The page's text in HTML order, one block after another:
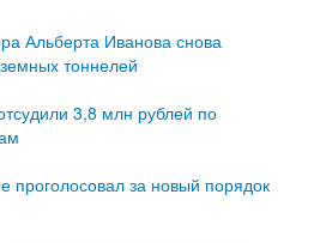
Альберта Иванова снова
тоннелей
3,8 млн рублей по
проголосовал за новый порядок